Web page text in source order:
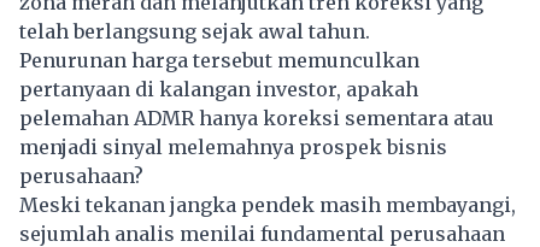
telah berlangsung sejak awal tahun.
Penurunan harga tersebut memunculkan
pertanyaan di kalangan investor, apakah
pelemahan ADMR hanya koreksi sementara atau
menjadi sinyal melemahnya prospek bisnis
perusahaan?
Meski tekanan jangka pendek masih membayangi,
sejumlah analis menilai fundamental perusahaan